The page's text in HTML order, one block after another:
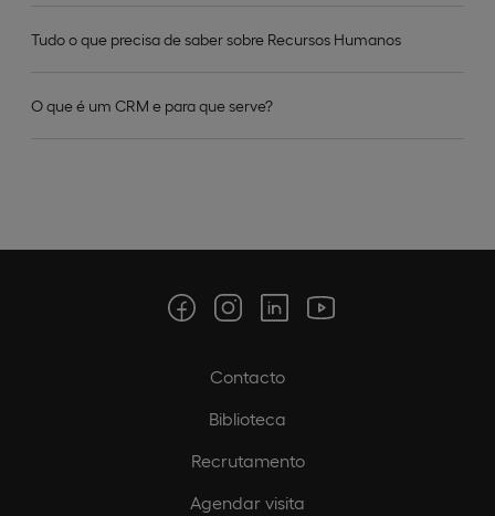
Tudo o que precisa de saber sobre Recursos Humanos
O que é um CRM e para que serve?
Contacto
Biblioteca
Recrutamento
Agendar visita